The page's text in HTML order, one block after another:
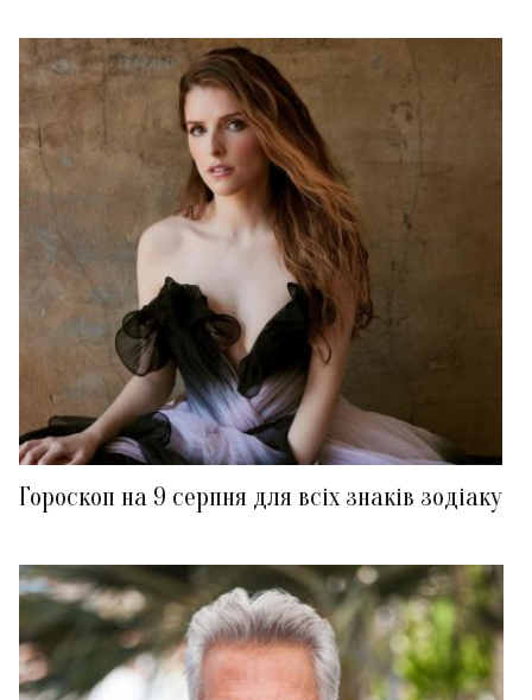
Гороскоп на 9 серпня для всіх знаків зодіаку